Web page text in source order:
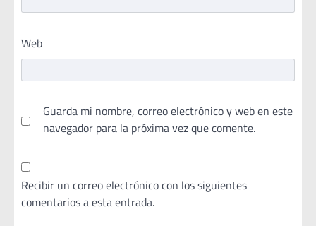
Web
Guarda mi nombre, correo electrónico y web en este
navegador para la próxima vez que comente.
Recibir un correo electrónico con los siguientes
comentarios a esta entrada.